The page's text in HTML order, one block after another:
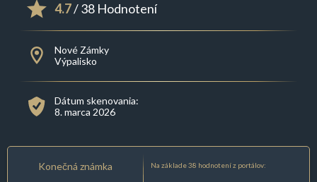
4.7/ 38 Hodnotení
Nové Zámky
Výpalisko
Dátum skenovania:
8. marca 2026
Konečná známka Na základe 38 hodnotení z portálov: